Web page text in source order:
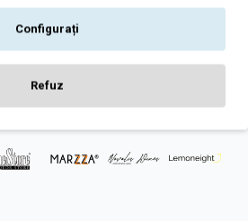
Configurați
Refuz